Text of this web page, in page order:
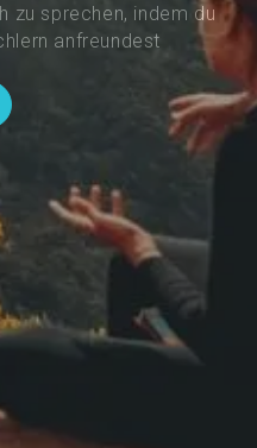
zu sprechen, indem du
anfreundest